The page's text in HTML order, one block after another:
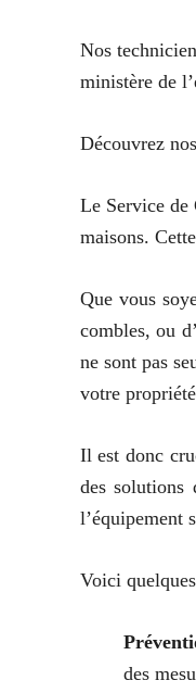
Nos
ministère de
Découvrez
Le Service de
maisons.
Que vous
combles, ou
ne sont pas
votre
Il est donc
des solutions
l’équipement
Voici
des